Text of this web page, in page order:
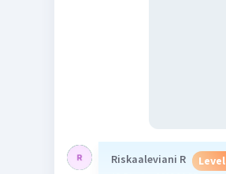
Riskaaleviani R